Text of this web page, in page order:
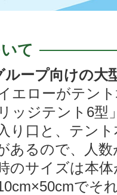
て
ループ向けの大
エローがテン
ッジテント6
り口と、テン
あるので、人
のサイズは本
でそ